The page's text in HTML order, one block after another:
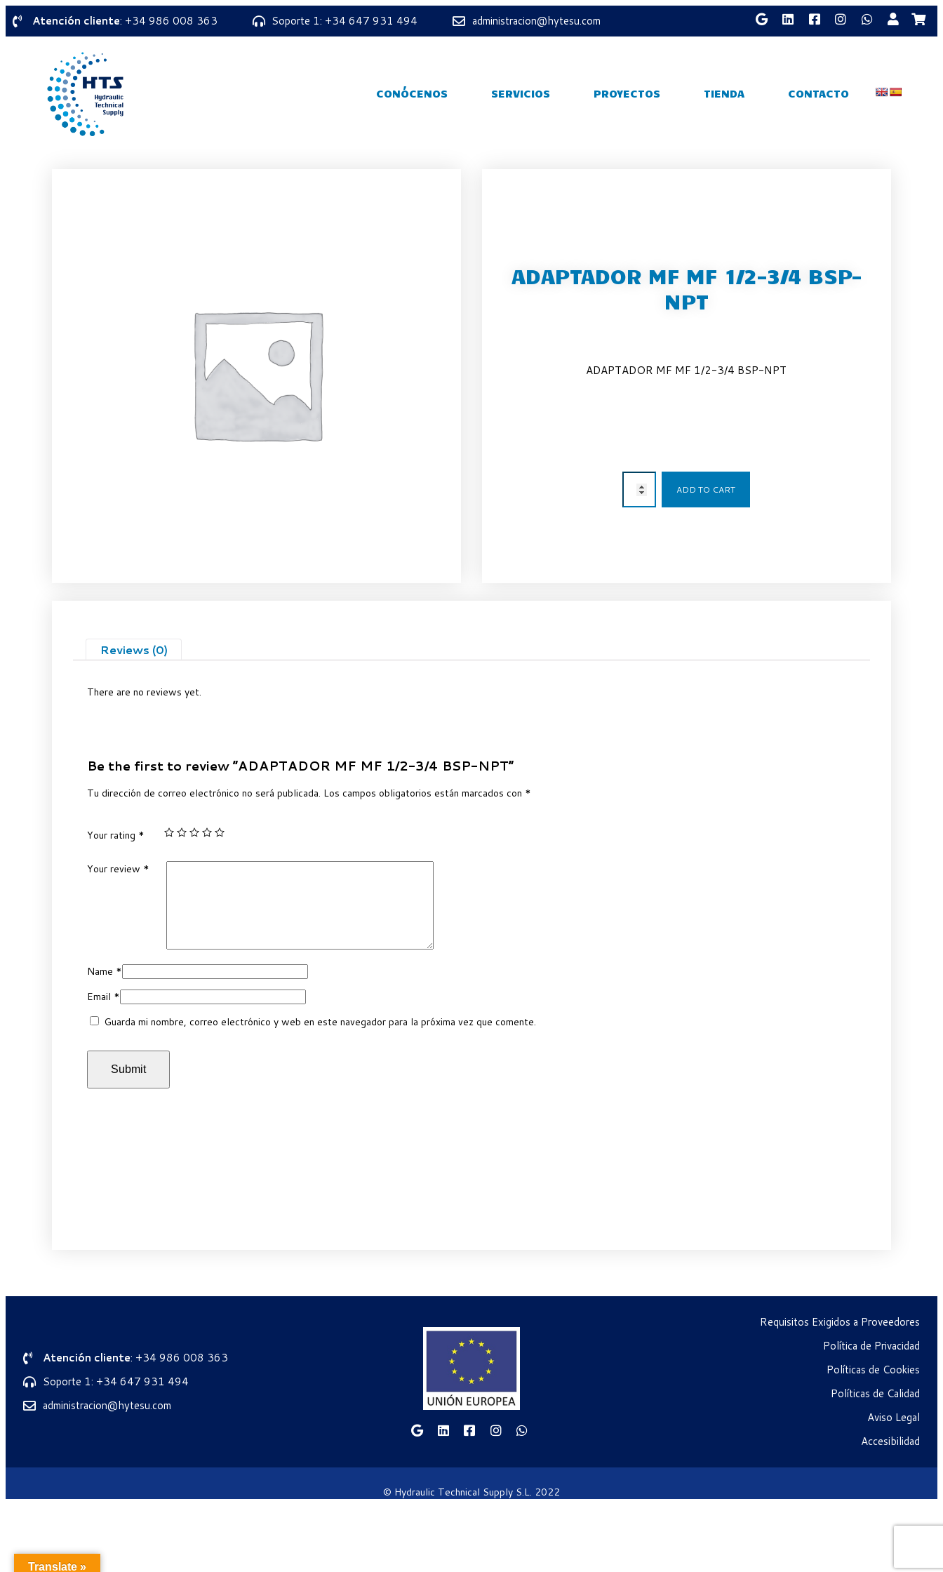
Atención cliente: +34 986 008 363 Soporte 1: +34 647 931 494 administracion@hytesu.com
CONÓCENOS SERVICIOS PROYECTOS TIENDA CONTACTO
ADAPTADOR MF MF 1/2-3/4 BSP-
NPT
ADAPTADOR MF MF 1/2-3/4 BSP-NPT
ADD TO CART
Reviews (0)
There are no reviews yet.
Be the first to review “ADAPTADOR MF MF 1/2-3/4 BSP-NPT”
Tu dirección de correo electrónico no será publicada. Los campos obligatorios están marcados con *
Your rating *
Your review *
Name *
Email *
Guarda mi nombre, correo electrónico y web en este navegador para la próxima vez que comente.
Atención cliente: +34 986 008 363
Soporte 1: +34 647 931 494
administracion@hytesu.com
Requisitos Exigidos a Proveedores
Política de Privacidad
Políticas de Cookies
Políticas de Calidad
Aviso Legal
Accesibilidad
© Hydraulic Technical Supply S.L. 2022
Translate »